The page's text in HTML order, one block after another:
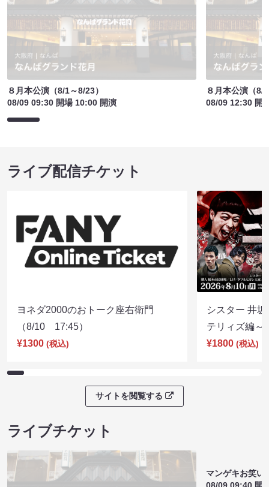
８月本公演（8/1～8/23）
08/09 09:30 開場 10:00 開演
８月本公演（8/
08/09 12:30 開
ライブ配信チケット
ヨネダ2000のおトーク座右衛門
（8/10 17:45）
¥1300 (税込)
シスター 井
テリィズ編
¥1800 (税込)
サイトを閲覧する
ライブチケット
マンゲキお笑い